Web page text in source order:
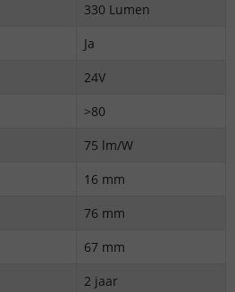
330 Lumen
Ja
24V
>80
75 lm/W
16 mm
76 mm
67 mm
2 jaar